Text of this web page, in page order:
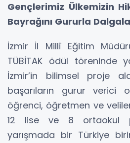
Gençlerimiz Ülkemizin
Bayrağını Gururla
İzmir İl Millî Eğitim
TÜBİTAK ödül töreninde
İzmir’in bilimsel proje
başarıların gurur verici
öğrenci, öğretmen ve
12 lise ve 8 ortaokul
yarışmada bir Türkiye